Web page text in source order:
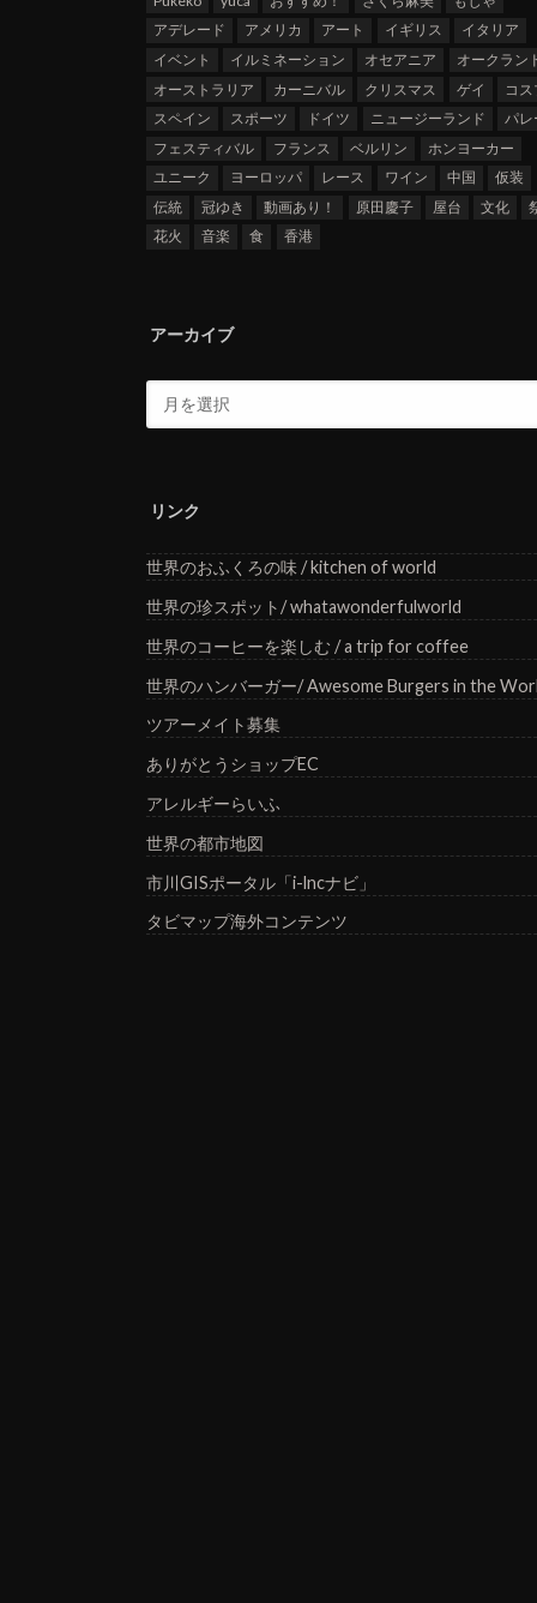
アデレード
アメリカ アート イギリス
イタリア
イベント
イルミネーション オセアニア
オークラン
オーストラリア
カーニバル クリスマス ゲイ
コ
スペイン
スポーツ ドイツ ニュージーランド
パレ
フェスティバル
フランス ベルリン
ホンヨーカー
ユニーク
ヨーロッパ レース ワイン 中国
仮装
伝統
冠ゆき 動画あり！ 原田慶子 屋台 文化
花火
音楽 食 香港
アーカイブ
リンク
世界のおふくろの味 / kitchen of world
世界の珍スポット/ whatawonderfulworld
世界のコーヒーを楽しむ / a trip for coffee
世界のハンバーガー/ Awesome Burgers in the
ツアーメイト募集
ありがとうショップEC
アレルギーらいふ
世界の都市地図
市川GISポータル「i-lncナビ」
タビマップ海外コンテンツ